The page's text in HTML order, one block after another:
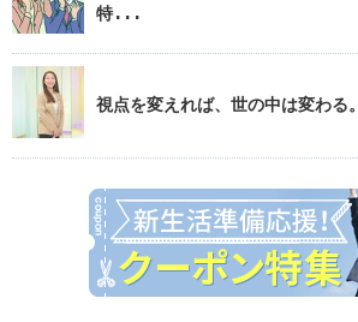
特...
視点を変えれば、世の中は変わ